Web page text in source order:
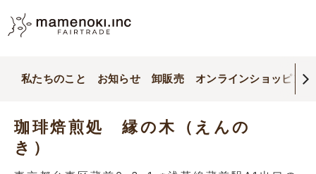
私たちのこと お知らせ 卸販売 オンラインショッピング
珈琲焙煎処 縁の木（えんの
き）